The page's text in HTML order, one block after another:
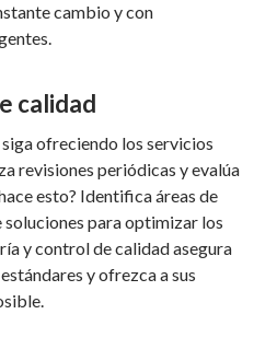
cambio y con
calidad
ofreciendo los servicios
revisiones periódicas y evalúa
esto? Identifica áreas de
para optimizar los
y control de calidad asegura
y ofrezca a sus